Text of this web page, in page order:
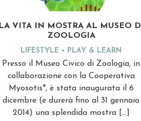
LA VITA IN MOSTRA AL MUSEO DI
ZOOLOGIA
LIFESTYLE PLAY & LEARN
Presso il Museo Civico di Zoologia, in
collaborazione con la Cooperativa
Myosotis*, è stata inaugurata il 6
dicembre (e durerà fino al 31 gennaio
2014) una splendida mostra […]